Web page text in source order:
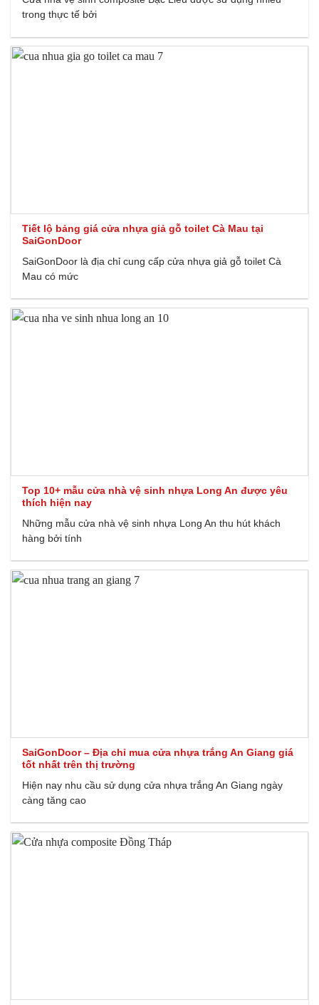
trong thực tế bởi
Tiết lộ bảng giá cửa nhựa giả gỗ toilet Cà Mau tại
SaiGonDoor
SaiGonDoor là địa chỉ cung cấp cửa nhựa giả gỗ toilet Cà
Mau có mức
Top 10+ mẫu cửa nhà vệ sinh nhựa Long An được yêu
thích hiện nay
Những mẫu cửa nhà vệ sinh nhựa Long An thu hút khách
hàng bởi tính
SaiGonDoor – Địa chỉ mua cửa nhựa trắng An Giang giá
tốt nhất trên thị trường
Hiện nay nhu cầu sử dụng cửa nhựa trắng An Giang ngày
càng tăng cao